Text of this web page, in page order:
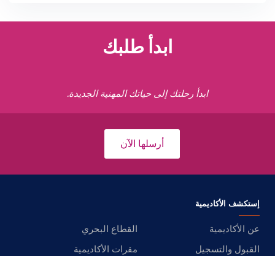
ابدأ طلبك
ابدأ رحلتك إلى حياتك المهنية الجديدة.
أرسلها الآن
إستكشف الأكاديمية
عن الأكاديمية
القطاع البحري
القبول والتسجيل
مقرات الأكاديمية